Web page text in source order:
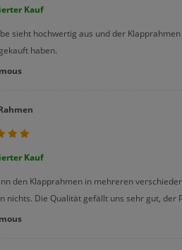
Kauf
sieht hochwertig aus und der
haben.
Kauf
den Klapprahmen in mehreren
nichts. Die Qualität gefällt uns sehr gut, der